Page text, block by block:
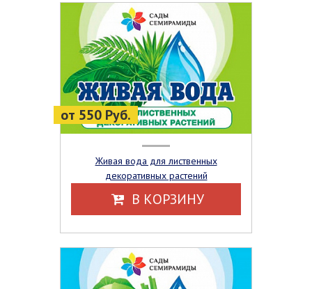
от 550 Руб.
Живая вода для лиственных
декоративных растений
В КОРЗИНУ